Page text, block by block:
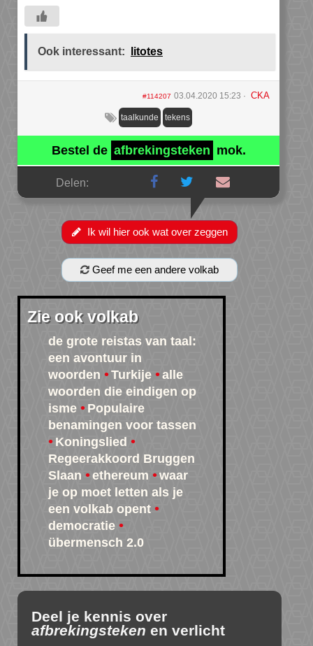
Ook interessant: litotes
#114207 03.04.2020 15:23 CKA
taalkunde tekens
Bestel de afbrekingsteken mok.
Delen:
Ik wil hier ook wat over zeggen
Geef me een andere volkab
Zie ook volkab
de grote reistas van taal:
een avontuur in
woorden
Turkije
alle
woorden die eindigen op
isme
Populaire
benamingen voor tassen
Koningslied
Regeerakkoord Bruggen
Slaan
ethereum
waar
je op moet letten als je
een volkab opent
democratie
übermensch 2.0
Deel je kennis over
afbrekingsteken en verlicht